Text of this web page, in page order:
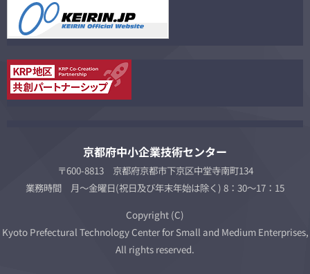
京都府中小企業技術センター
〒600-8813 京都府京都市下京区中堂寺南町134
業務時間 月～金曜日(祝日及び年末年始は除く) 8：30～17：15
Copyright (C)
Kyoto Prefectural Technology Center for Small and Medium Enterprises,
All rights reserved.